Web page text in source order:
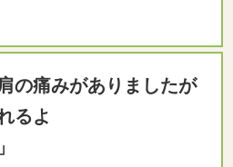
の痛みがありましたが
るよ